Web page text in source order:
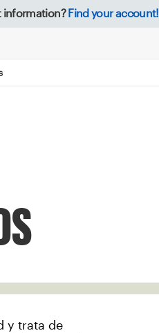
information? Find your account!
y trata de